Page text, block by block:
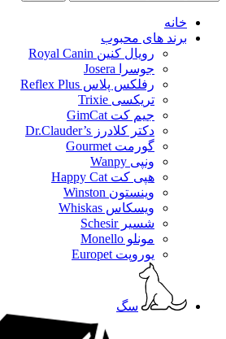
خانه
برند های محبوب
رویال کنین Royal Canin
جوسرا Josera
رفلکس پلاس Reflex Plus
تریکسی Trixie
جیم کت GimCat
دکتر کلادرز Dr.Clauder’s
گورمت Gourmet
ونپی Wanpy
هپی کت Happy Cat
وینستون Winston
ویسکاس Whiskas
شسیر Schesir
مونلو Monello
یوروپت Europet
سگ